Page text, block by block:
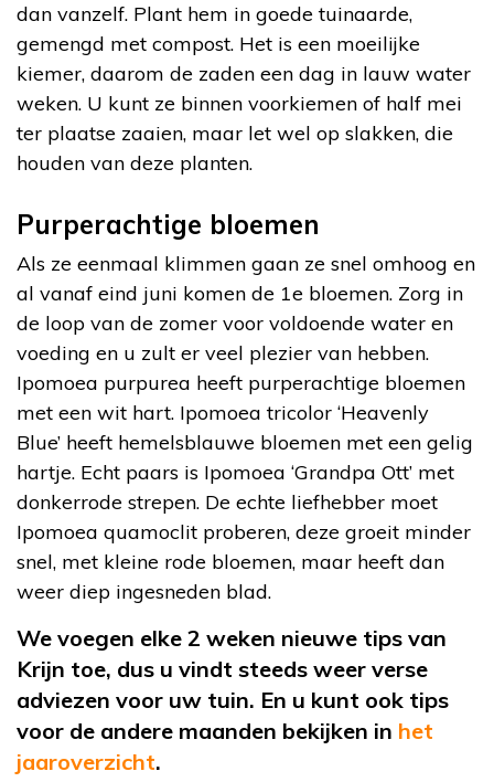
dan vanzelf. Plant hem in goede tuinaarde,
gemengd met compost. Het is een moeilijke
kiemer, daarom de zaden een dag in lauw water
weken. U kunt ze binnen voorkiemen of half mei
ter plaatse zaaien, maar let wel op slakken, die
houden van deze planten.
Purperachtige bloemen
Als ze eenmaal klimmen gaan ze snel omhoog en
al vanaf eind juni komen de 1e bloemen. Zorg in
de loop van de zomer voor voldoende water en
voeding en u zult er veel plezier van hebben.
Ipomoea purpurea heeft purperachtige bloemen
met een wit hart. Ipomoea tricolor ‘Heavenly
Blue’ heeft hemelsblauwe bloemen met een gelig
hartje. Echt paars is Ipomoea ‘Grandpa Ott’ met
donkerrode strepen. De echte liefhebber moet
Ipomoea quamoclit proberen, deze groeit minder
snel, met kleine rode bloemen, maar heeft dan
weer diep ingesneden blad.
We voegen elke 2 weken nieuwe tips van
Krijn toe, dus u vindt steeds weer verse
adviezen voor uw tuin. En u kunt ook tips
voor de andere maanden bekijken in het
jaaroverzicht.